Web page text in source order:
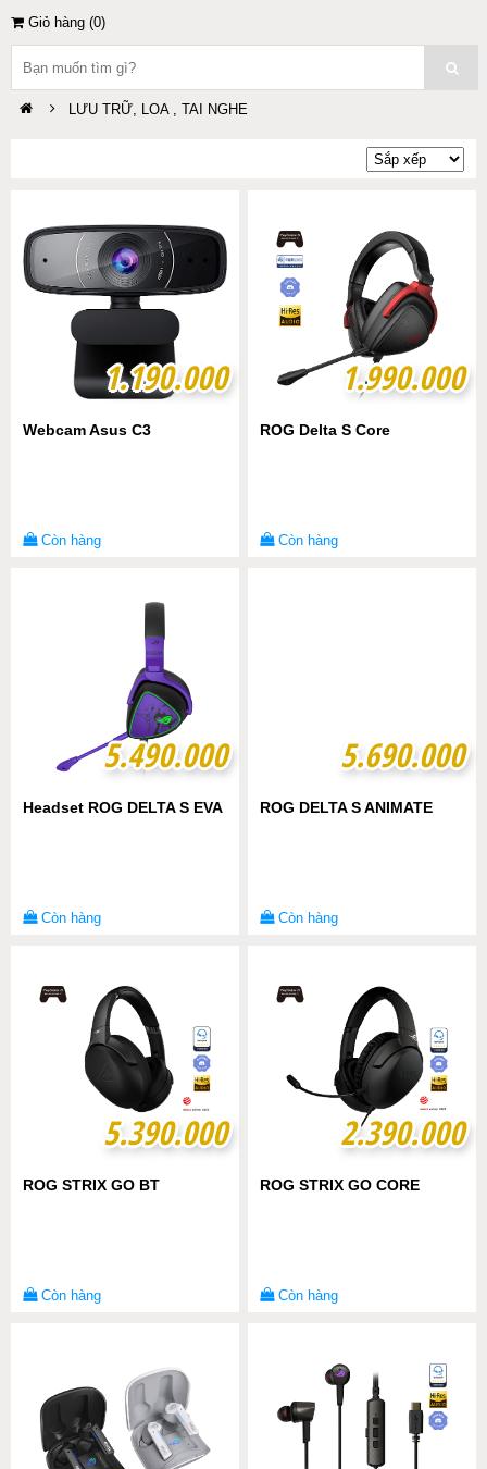
Giỏ hàng (0)
LƯU TRỮ, LOA , TAI NGHE
1.190.000
1.190.000
Webcam Asus C3
Còn hàng
1.990.000
1.990.000
ROG Delta S Core
Còn hàng
5.490.000
5.490.000
Headset ROG DELTA S EVA
Còn hàng
5.690.000
5.690.000
ROG DELTA S ANIMATE
Còn hàng
5.390.000
5.390.000
ROG STRIX GO BT
Còn hàng
2.390.000
2.390.000
ROG STRIX GO CORE
Còn hàng